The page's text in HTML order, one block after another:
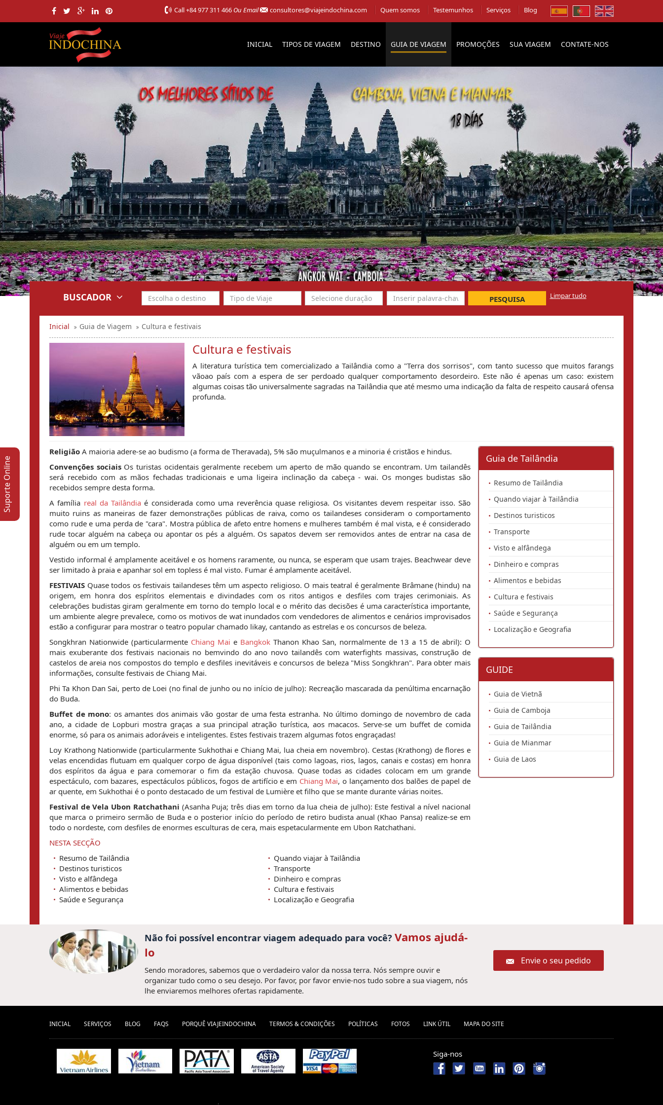
Call+84 977 311 466 Ou Email consultores@viajeindochina.com Quem somos Testemunhos Serviços Blog
INICIAL TIPOS DE VIAGEM DESTINO GUIA DE VIAGEM PROMOÇÕES SUA VIAGEM CONTATE-NOS
BUSCADOR PESQUISA Limpar tudo
Inicial Guia de Viagem Cultura e festivais
Cultura e festivais
A literatura turística tem comercializado a Tailândia como a "Terra dos sorrisos", com tanto sucesso que muitos farangs
vãoao país com a espera de ser perdoado qualquer comportamento desordeiro. Este não é apenas um caso: existem
algumas coisas tão universalmente sagradas na Tailândia que até mesmo uma indicação da falta de respeito causará ofensa
profunda.
Religião A maioria adere-se ao budismo (a forma de Theravada), 5% são muçulmanos e a minoria é cristãos e hindus.
Convenções sociais Os turistas ocidentais geralmente recebem um aperto de mão quando se encontram. Um tailandês
será recebido com as mãos fechadas tradicionais e uma ligeira inclinação da cabeça - wai. Os monges budistas são
recebidos sempre desta forma.
A família real da Tailândia é considerada como uma reverência quase religiosa. Os visitantes devem respeitar isso. São
muito ruins as maneiras de fazer demonstrações públicas de raiva, como os tailandeses consideram o comportamento
como rude e uma perda de "cara". Mostra pública de afeto entre homens e mulheres também é mal vista, e é considerado
rude tocar alguém na cabeça ou apontar os pés a alguém. Os sapatos devem ser removidos antes de entrar na casa de
alguém ou em um templo.
Vestido informal é amplamente aceitável e os homens raramente, ou nunca, se esperam que usam trajes. Beachwear deve
ser limitado à praia e apanhar sol em topless é mal visto. Fumar é amplamente aceitável.
FESTIVAIS Quase todos os festivais tailandeses têm um aspecto religioso. O mais teatral é geralmente Brâmane (hindu) na
origem, em honra dos espíritos elementais e divindades com os ritos antigos e desfiles com trajes cerimoniais. As
celebrações budistas giram geralmente em torno do templo local e o mérito das decisões é uma característica importante,
um ambiente alegre prevalece, como os motivos de wat inundados com vendedores de alimentos e cenários improvisados
estão a configurar para mostrar o teatro popular chamado likay, cantando as estrelas e os concursos de beleza.
Songkhran Nationwide (particularmente Chiang Mai e Bangkok Thanon Khao San, normalmente de 13 a 15 de abril): O
mais exuberante dos festivais nacionais no bemvindo do ano novo tailandês com waterfights massivas, construção de
castelos de areia nos compostos do templo e desfiles inevitáveis e concursos de beleza "Miss Songkhran". Para obter mais
informações, consulte festivais de Chiang Mai.
Phi Ta Khon Dan Sai, perto de Loei (no final de junho ou no início de julho): Recreação mascarada da penúltima encarnação
do Buda.
Buffet de mono: os amantes dos animais vão gostar de uma festa estranha. No último domingo de novembro de cada
ano, a cidade de Lopburi mostra graças a sua principal atração turística, aos macacos. Serve-se um buffet de comida
enorme, só para os animais adoráveis e inteligentes. Estes festivais trazem algumas fotos engraçadas!
Loy Krathong Nationwide (particularmente Sukhothai e Chiang Mai, lua cheia em novembro). Cestas (Krathong) de flores e
velas encendidas flutuam em qualquer corpo de água disponível (tais como lagoas, rios, lagos, canais e costas) em honra
dos espíritos da água e para comemorar o fim da estação chuvosa. Quase todas as cidades colocam em um grande
espectáculo, com bazares, espectáculos públicos, fogos de artifício e em Chiang Mai, o lançamento dos balões de papel de
ar quente, em Sukhothai é o ponto destacado de um festival de Lumière et filho que se mante durante várias noites.
Festival de Vela Ubon Ratchathani (Asanha Puja; três dias em torno da lua cheia de julho): Este festival a nível nacional
que marca o primeiro sermão de Buda e o posterior início do período de retiro budista anual (Khao Pansa) realize-se em
todo o nordeste, com desfiles de enormes esculturas de cera, mais espetacularmente em Ubon Ratchathani.
NESTA SECÇÃO
Resumo de Tailândia
Quando viajar à Tailândia
Destinos turisticos
Transporte
Visto e alfândega
Dinheiro e compras
Alimentos e bebidas
Cultura e festivais
Saúde e Segurança
Localização e Geografia
Guia de Tailândia
Resumo de Tailândia
Quando viajar à Tailândia
Destinos turisticos
Transporte
Visto e alfândega
Dinheiro e compras
Alimentos e bebidas
Cultura e festivais
Saúde e Segurança
Localização e Geografia
GUIDE
Guia de Vietnã
Guia de Camboja
Guia de Tailândia
Guia de Mianmar
Guia de Laos
Suporte Online
Não foi possível encontrar viagem adequado para você?Vamos ajudá-
lo
Sendo moradores, sabemos que o verdadeiro valor da nossa terra. Nós sempre ouvir e
organizar tudo como o seu desejo. Por favor, por favor envie-nos tudo sobre a sua viagem, nós
lhe enviaremos melhores ofertas rapidamente.
Envie o seu pedido
INICIAL SERVIÇOS BLOG FAQS PORQUÊ VIAJEINDOCHINA TERMOS & CONDIÇÕES POLÍTICAS FOTOS LINK ÚTIL MAPA DO SITE
Siga-nos